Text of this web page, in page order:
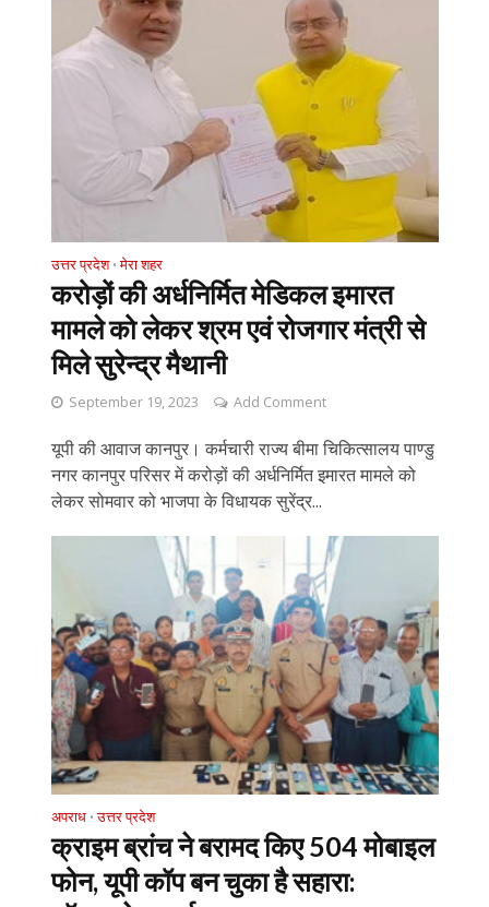
उत्तर प्रदेश • मेरा शहर
करोड़ों की अर्धनिर्मित मेडिकल इमारत
मामले को लेकर श्रम एवं रोजगार मंत्री से
मिले सुरेन्द्र मैथानी
September 19, 2023 Add Comment
यूपी की आवाज कानपुर। कर्मचारी राज्य बीमा चिकित्सालय पाण्डु
नगर कानपुर परिसर में करोड़ों की अर्धनिर्मित इमारत मामले को
लेकर सोमवार को भाजपा के विधायक सुरेंद्र...
अपराध • उत्तर प्रदेश
क्राइम ब्रांच ने बरामद किए 504 मोबाइल
फोन, यूपी कॉप बन चुका है सहारा: